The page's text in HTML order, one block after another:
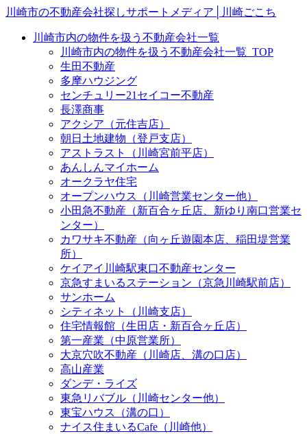
川崎市の不動産会社探しサポートメディア│川崎ごこち
川崎市内の物件を扱う不動産会社一覧
川崎市内の物件を扱う不動産会社一覧_TOP
生田不動産
多摩ハウジング
センチュリー21セイコー不動産
長澤商事
アクシア（元住吉店）
朝日土地建物（登戸支店）
アストラスト（川崎宮前平店）
あんしんマイホーム
オークラヤ住宅
オープンハウス（川崎営業センター他）
小田急不動産（新百合ヶ丘店、新ゆり南口営業セ
ンター）
カワサキ不動産（向ヶ丘遊園本店、稲田堤営業
所）
ケイアイ川崎駅東口不動産センター
京急すまいるステーション（京急川崎駅前店）
サンホーム
シティネット（川崎支店）
住宅情報館（生田店・新百合ヶ丘店）
第一産業（中原営業所）
大京穴吹不動産（川崎店、溝の口店）
高山産業
ダンデ・ライズ
東急リバブル（川崎センター他）
東宝ハウス（溝の口）
ナイス住まいるCafe（川崎他）